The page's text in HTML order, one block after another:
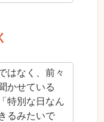
はなく、前々
かせている
特別な日なん
るみたいで